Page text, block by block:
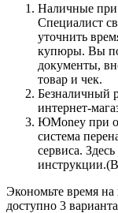
Наличные при
Специалист
уточнить
купюры. Вы
документы,
товар и чек.
Безналичный
интернет-
ЮMoney при
система
сервиса.
Экономьте время на
доступно 3